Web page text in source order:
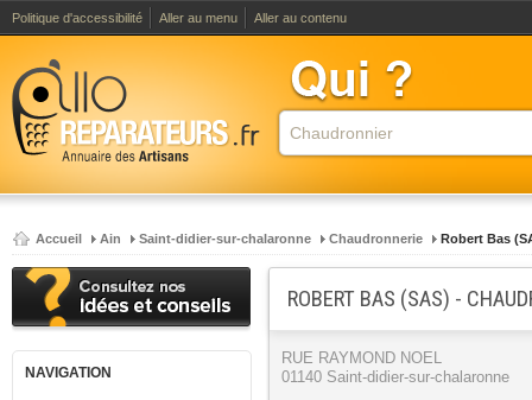
Politique d'accessibilité Aller au menu Aller au contenu
Accueil Ain Saint-didier-sur-chalaronne Chaudronnerie Robert Bas
NAVIGATION
ROBERT BAS (SAS) -
RUE RAYMOND NOEL
01140 Saint-didier-sur-chalaronne